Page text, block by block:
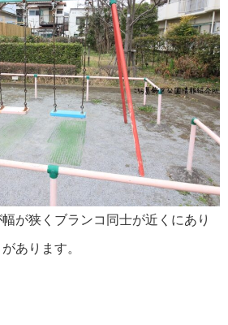
が狭くブランコ同士が近くにあり
あります。